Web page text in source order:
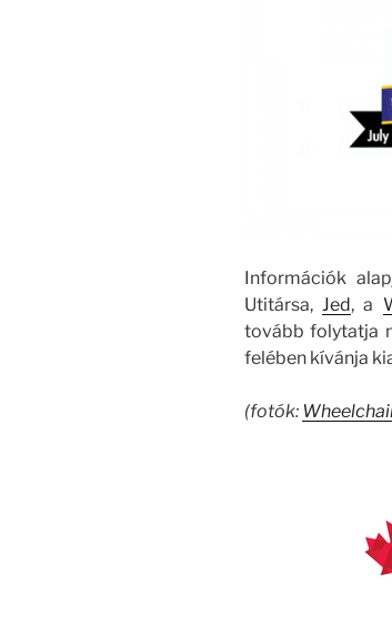
Információk
Utitársa, Jed, a
tovább folytatja
felében kívánja
(fotók: